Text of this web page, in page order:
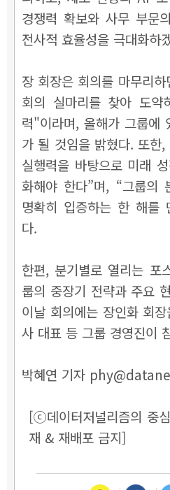
경쟁력 확보와 사무 부문
전사적 효율성을 극대화하
장 회장은 회의를 마무리
회의 실마리를 찾아 도약
력"이라며, 올해가 그룹에
가 될 것임을 밝혔다. 또한
실행력을 바탕으로 미래
화해야 한다”며, “그룹의
명확히 입증하는 한 해를
다.
한편, 분기별로 열리는 포
룹의 중장기 전략과 주요
이날 회의에는 장인화 회
사 대표 등 그룹 경영진이
박혜연 기자
[ⓒ데이터저널리즘의 중
재 & 재배포 금지]